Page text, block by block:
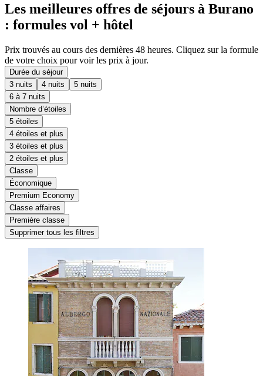
Les meilleures offres de séjours à Burano
: formules vol + hôtel
Prix trouvés au cours des dernières 48 heures. Cliquez sur la formule
de votre choix pour voir les prix à jour.
Durée du séjour
3 nuits
4 nuits
5 nuits
6 à 7 nuits
Nombre d’étoiles
5 étoiles
4 étoiles et plus
3 étoiles et plus
2 étoiles et plus
Classe
Économique
Premium Economy
Classe affaires
Première classe
Supprimer tous les filtres